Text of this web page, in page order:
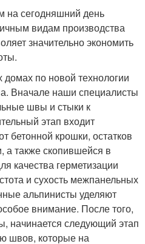
сегодняшний день
видам производства
значительно экономить
по новой технологии
Вначале наши специалисты
швы и стыки к
этап входит
бетонной крошки, остатков
а также скопившейся в
качества герметизации
и сухость межпанельных
альпинисты уделяют
внимание. После того,
начинается следующий этап
швов, которые на